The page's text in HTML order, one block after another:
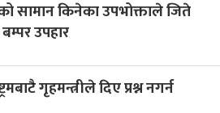
सामान किनेका उपभोक्ताले जिते
उपहार
गृहमन्त्रीले दिए प्रश्न नगर्न